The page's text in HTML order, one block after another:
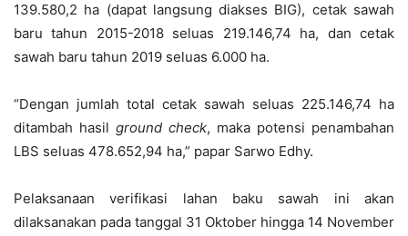
139.580,2 ha (dapat langsung diakses BIG), cetak sawah
baru tahun 2015-2018 seluas 219.146,74 ha, dan cetak
sawah baru tahun 2019 seluas 6.000 ha.
“Dengan jumlah total cetak sawah seluas 225.146,74 ha
ditambah hasil ground check, maka potensi penambahan
LBS seluas 478.652,94 ha,” papar Sarwo Edhy.
Pelaksanaan verifikasi lahan baku sawah ini akan
dilaksanakan pada tanggal 31 Oktober hingga 14 November